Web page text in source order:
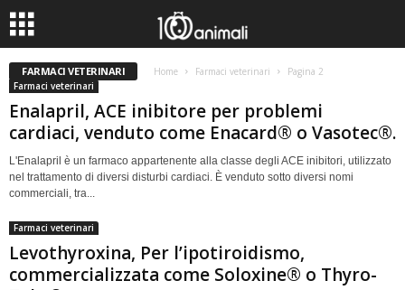
FARMACI VETERINARI Home Farmaci veterinari
Pagina 2
Farmaci veterinari
Enalapril, ACE inibitore per problemi
cardiaci, venduto come Enacard® o Vasotec®.
L'Enalapril è un farmaco appartenente alla classe degli ACE inibitori, utilizzato
nel trattamento di diversi disturbi cardiaci. È venduto sotto diversi nomi
commerciali, tra...
Farmaci veterinari
Levothyroxina, Per l’ipotiroidismo,
commercializzata come Soloxine® o Thyro-